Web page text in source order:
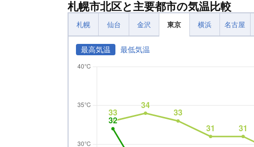
札幌市北区と主要都市の気温比較
札幌 仙台 金沢 東京 横浜 名古屋
最高気温 最低気温